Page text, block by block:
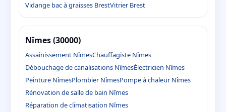
Vidange bac à graisses BrestVitrier Brest
Nîmes (30000)
Assainissement NîmesChauffagiste Nîmes
Débouchage de canalisations NîmesÉlectricien Nîmes
Peinture NîmesPlombier NîmesPompe à chaleur Nîmes
Rénovation de salle de bain Nîmes
Réparation de climatisation Nîmes